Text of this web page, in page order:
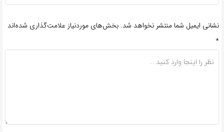
نشانی ایمیل شما منتشر نخواهد شد. بخش‌های موردنیاز علامت‌گذاری شده‌اند
*